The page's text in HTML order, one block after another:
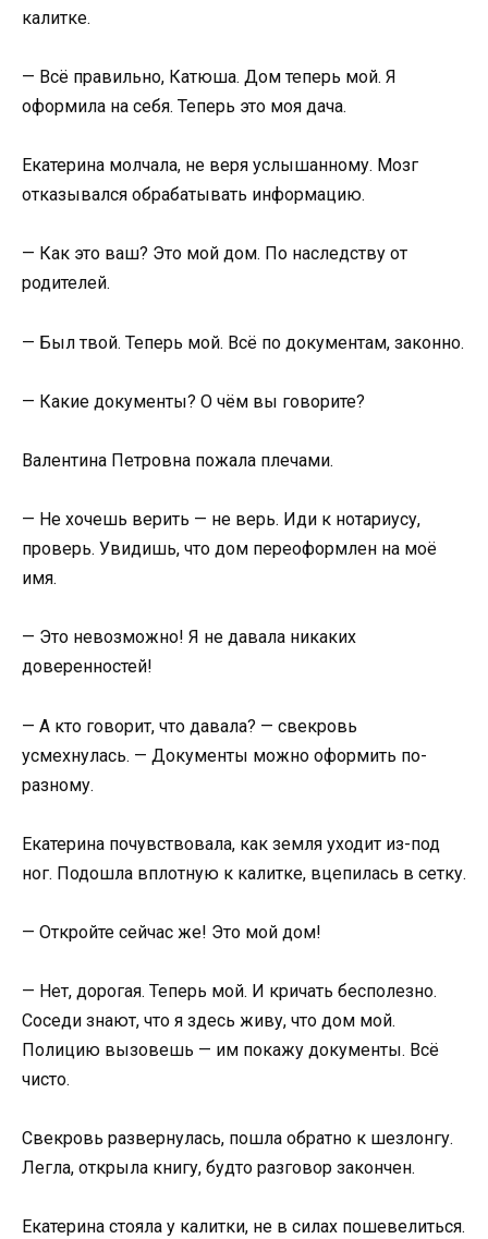
калитке.
— Всё правильно, Катюша. Дом теперь мой. Я
оформила на себя. Теперь это моя дача.
Екатерина молчала, не веря услышанному. Мозг
отказывался обрабатывать информацию.
— Как это ваш? Это мой дом. По наследству от
родителей.
— Был твой. Теперь мой. Всё по документам, законно.
— Какие документы? О чём вы говорите?
Валентина Петровна пожала плечами.
— Не хочешь верить — не верь. Иди к нотариусу,
проверь. Увидишь, что дом переоформлен на моё
имя.
— Это невозможно! Я не давала никаких
доверенностей!
— А кто говорит, что давала? — свекровь
усмехнулась. — Документы можно оформить по-
разному.
Екатерина почувствовала, как земля уходит из-под
ног. Подошла вплотную к калитке, вцепилась в сетку.
— Откройте сейчас же! Это мой дом!
— Нет, дорогая. Теперь мой. И кричать бесполезно.
Соседи знают, что я здесь живу, что дом мой.
Полицию вызовешь — им покажу документы. Всё
чисто.
Свекровь развернулась, пошла обратно к шезлонгу.
Легла, открыла книгу, будто разговор закончен.
Екатерина стояла у калитки, не в силах пошевелиться.